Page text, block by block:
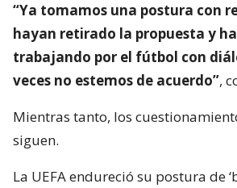
“Ya tomamos una postura con
hayan retirado la propuesta y
trabajando por el fútbol con
veces no estemos de acuerdo”,
Mientras tanto, los
siguen.
La UEFA endureció su postura de